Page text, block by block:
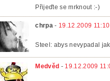
Přijeďte se mrknout :-)
chrpa - 19.12.2009 11:10
Steel: abys nevypadal
Medvěd - 19.12.2009